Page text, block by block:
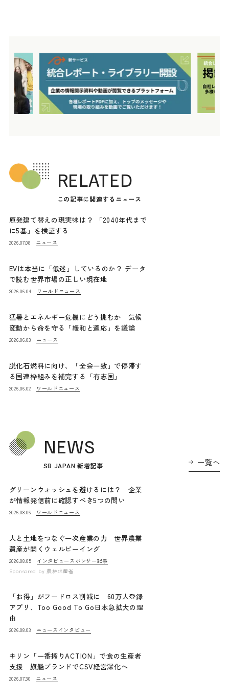
RELATED
この記事に関連するニュース
原発建て替えの現実味は？ 「2040年代まで
に5基」を検証する
2026.07.08 ニュース
EVは本当に「低迷」しているのか？ データ
で読む世界市場の正しい現在地
2026.06.04 ワールドニュース
猛暑とエネルギー危機にどう挑むか 気候
変動から命を守る「緩和と適応」を議論
2026.06.03 ニュース
脱化石燃料に向け、「全会一致」で停滞す
る国連枠組みを補完する「有志国」
2026.06.02 ワールドニュース
NEWS
SB JAPAN 新着記事 一覧へ
グリーンウォッシュを避けるには？ 企業
が情報発信前に確認すべき5つの問い
2026.08.06 ワールドニュース
人と土地をつなぐ一次産業の力 世界農業
遺産が開くウェルビーイング
2026.08.05 インタビュー スポンサー記事
Sponsored by 農林水産省
「お得」がフードロス削減に 60万人登録
アプリ、Too Good To Go日本急拡大の理
由
2026.08.03 ニュース インタビュー
キリン「一番搾りACTION」で食の生産者
支援 旗艦ブランドでCSV経営深化へ
2026.07.30 ニュース